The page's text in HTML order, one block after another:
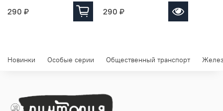
290 ₽
290 ₽
Новинки Особые серии Общественный транспорт